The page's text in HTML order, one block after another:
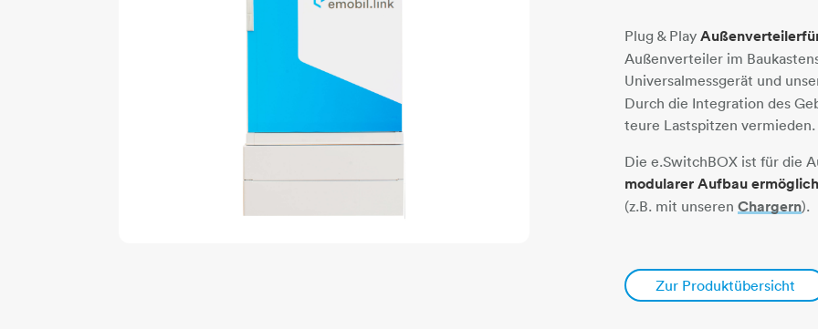
Plug & Play Außenverteiler
Außenverteiler im
Universalmessgerät und
Durch die Integration des
teure Lastspitzen vermieden.
Die e.SwitchBOX ist für die
modularer Aufbau
(z.B. mit unseren Chargern​​​​​​​).
Zur Produktübersicht